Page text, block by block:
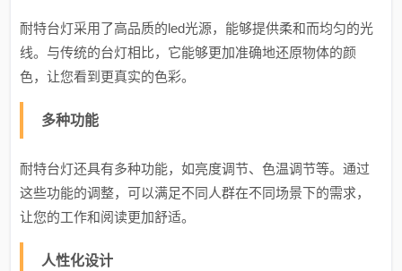
耐特台灯采用了高品质的led光源，能够提供柔和而均匀的光
线。与传统的台灯相比，它能够更加准确地还原物体的颜
色，让您看到更真实的色彩。
多种功能
耐特台灯还具有多种功能，如亮度调节、色温调节等。通过
这些功能的调整，可以满足不同人群在不同场景下的需求，
让您的工作和阅读更加舒适。
人性化设计